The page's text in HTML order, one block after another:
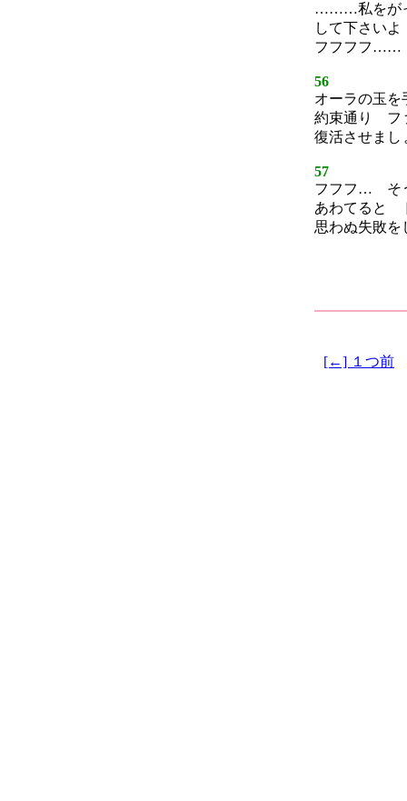
………私をが
して下さい
フフフフ……
56
オーラの玉を
約束通り フ
復活させまし
57
フフフ… そ
あわてると
思わぬ失敗
[←] １つ前